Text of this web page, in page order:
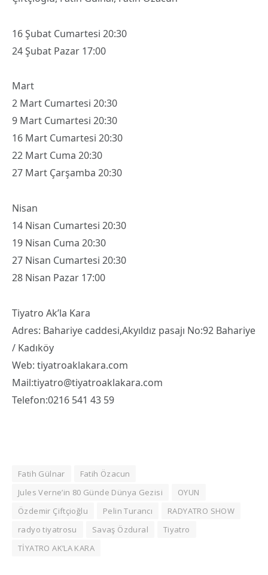
16 Şubat Cumartesi 20:30
24 Şubat Pazar 17:00
Mart
2 Mart Cumartesi 20:30
9 Mart Cumartesi 20:30
16 Mart Cumartesi 20:30
22 Mart Cuma 20:30
27 Mart Çarşamba 20:30
Nisan
14 Nisan Cumartesi 20:30
19 Nisan Cuma 20:30
27 Nisan Cumartesi 20:30
28 Nisan Pazar 17:00
Tiyatro Ak’la Kara
Adres: Bahariye caddesi,Akyıldız pasajı No:92 Bahariye
/ Kadıköy
Web: tiyatroaklakara.com
Mail:tiyatro@tiyatroaklakara.com
Telefon:0216 541 43 59
Fatih Gülnar
Fatih Özacun
Jules Verne’in 80 Günde Dünya Gezisi
OYUN
Özdemir Çiftçioğlu
Pelin Turancı
RADYATRO SHOW
radyo tiyatrosu
Savaş Özdural
Tiyatro
TİYATRO AK’LA KARA